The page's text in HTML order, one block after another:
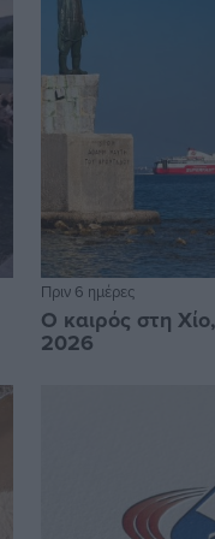
Πριν 6 ημέρες
Ο καιρός στη
2026